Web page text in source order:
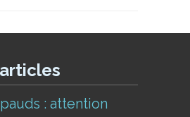
: attention